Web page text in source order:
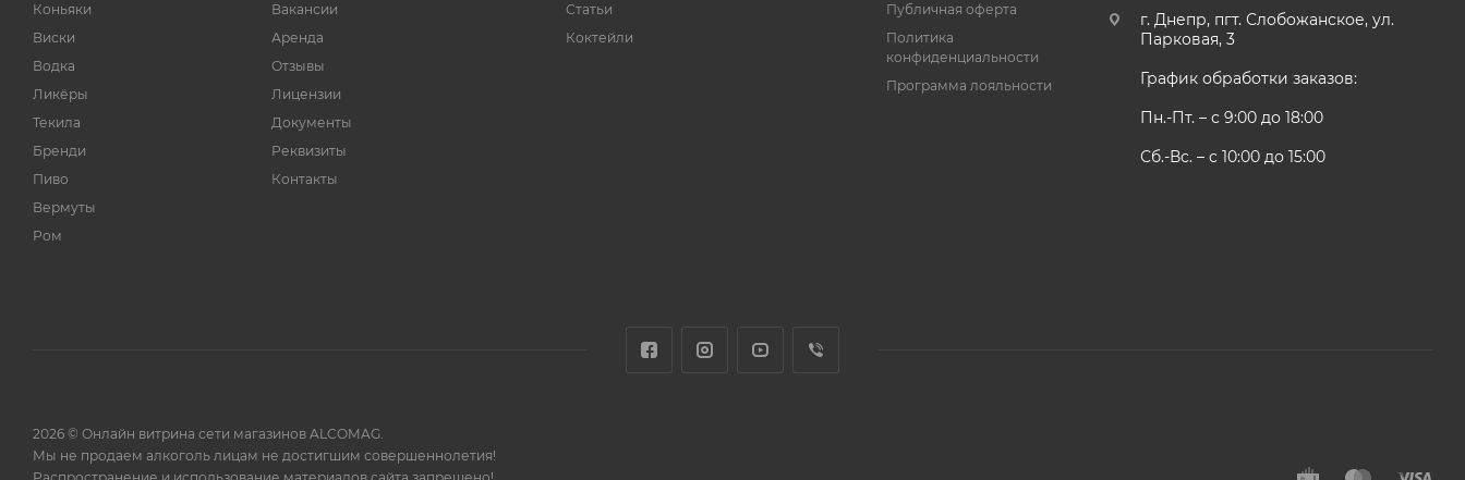
Коньяки
Виски
Водка
Ликёры
Текила
Бренди
Пиво
Вермуты
Ром
Вакансии
Аренда
Отзывы
Лицензии
Документы
Реквизиты
Контакты
Статьи
Коктейли
Публичная оферта
Политика
конфиденциальности
Программа лояльности
г. Днепр, пгт. Слобожанское, ул.
Парковая, 3
График обработки заказов:
Пн.-Пт. – с 9:00 до 18:00
Сб.-Вс. – с 10:00 до 15:00
2026 © Онлайн витрина сети магазинов ALCOMAG.
Мы не продаем алкоголь лицам не достигшим совершеннолетия!